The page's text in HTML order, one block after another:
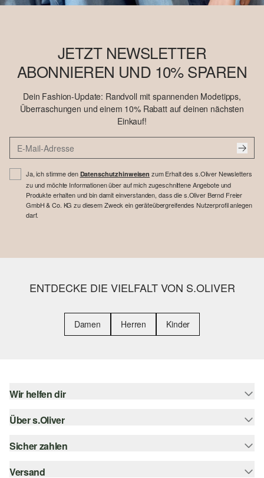
JETZT NEWSLETTER
ABONNIEREN UND 10% SPAREN
Dein Fashion-Update: Randvoll mit spannenden Modetipps,
Überraschungen und einem 10% Rabatt auf deinen nächsten
Einkauf!
Ja, ich stimme den Datenschutzhinweisen zum Erhalt des s.Oliver Newsletters
zu und möchte Informationen über auf mich zugeschnittene Angebote und
Produkte erhalten und bin damit einverstanden, dass die s.Oliver Bernd Freier
GmbH & Co. KG zu diesem Zweck ein geräteübergreifendes Nutzerprofil anlegen
darf.
ENTDECKE DIE VIELFALT VON S.OLIVER
Damen Herren Kinder
Wir helfen dir
Hilfe & FAQ
Größenberatung
Über s.Oliver
s.Oliver Magazin
Whatsapp
Sicher zahlen
Rechnung
Versand